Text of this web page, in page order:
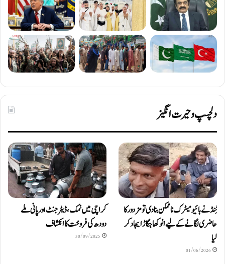
دلچسپ و حیرت انگیز
ٹِنڈ نے بائیومیٹرک ناممکن بنا دی تو مزدور کا
حاضری لگانے کے لیے انوکھا جگاڑ ایجاد کر
لیا
01/06/2026
کراچی میں نمک، ڈیٹرجنٹ اور پانی ملے
دودھ کی فروخت کا انکشاف
30/09/2025